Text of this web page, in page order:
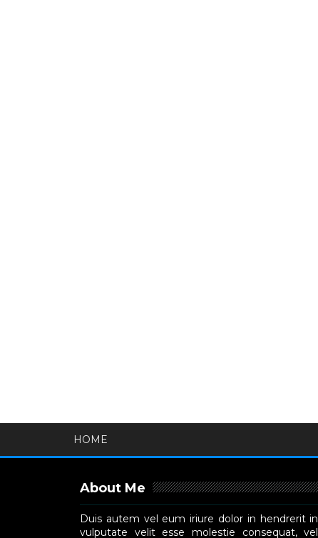
HOME
About Me
Duis autem vel eum iriure dolor in hendrerit in
vulputate velit esse molestie consequat, vel